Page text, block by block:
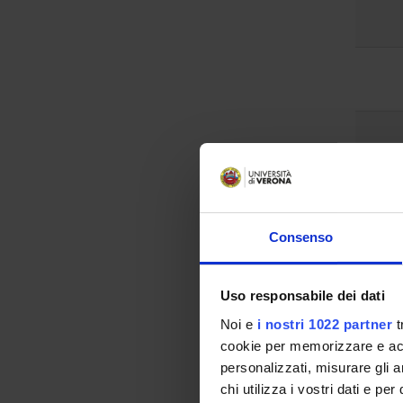
Consenso
Uso responsabile dei dati
Noi e i nostri 1022 partner
cookie per memorizzare e
personalizzati, misurare gli
chi utilizza i vostri dati e per